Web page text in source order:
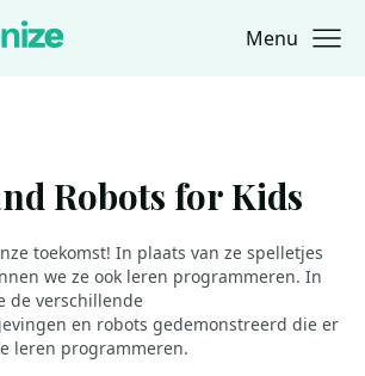
Menu
Robots for Kids
toekomst! In plaats van ze spelletjes
we ze ook leren programmeren. In
de verschillende
en robots gedemonstreerd die er
leren programmeren.